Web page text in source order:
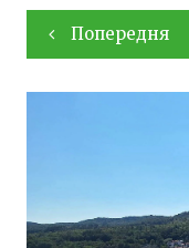
Навігація
записів
Попередня